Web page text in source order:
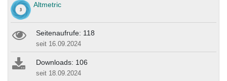
Altmetric
Seitenaufrufe: 118
seit 16.09.2024
Downloads: 106
seit 18.09.2024